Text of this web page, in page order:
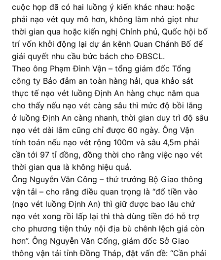
cuộc họp đã có hai luồng ý kiến khác nhau: hoặc
phải nạo vét quy mô hơn, không làm nhỏ giọt như
thời gian qua hoặc kiến nghị Chính phủ, Quốc hội bố
trí vốn khởi động lại dự án kênh Quan Chánh Bố để
giải quyết nhu cầu bức bách cho ĐBSCL.
Theo ông Phạm Đình Vận – tổng giám đốc Tổng
công ty Bảo đảm an toàn hàng hải, qua khảo sát
thực tế nạo vét luồng Định An hàng chục năm qua
cho thấy nếu nạo vét càng sâu thì mức độ bồi lắng
ở luồng Định An càng nhanh, thời gian duy trì độ sâu
nạo vét dài lắm cũng chỉ được 60 ngày. Ông Vận
tính toán nếu nạo vét rộng 100m và sâu 4,5m phải
cần tới 97 tỉ đồng, đồng thời cho rằng việc nạo vét
thời gian qua là không hiệu quả.
Ông Nguyễn Văn Công – thứ trưởng Bộ Giao thông
vận tải – cho rằng điều quan trọng là “đổ tiền vào
(nạo vét luồng Định An) thì giữ được bao lâu chứ
nạo vét xong rồi lấp lại thì thà dùng tiền đó hỗ trợ
cho phương tiện thủy nội địa bù chênh lệch giá còn
hơn”. Ông Nguyễn Văn Cống, giám đốc Sở Giao
thông vận tải tỉnh Đồng Tháp, đặt vấn đề: “Cần phải